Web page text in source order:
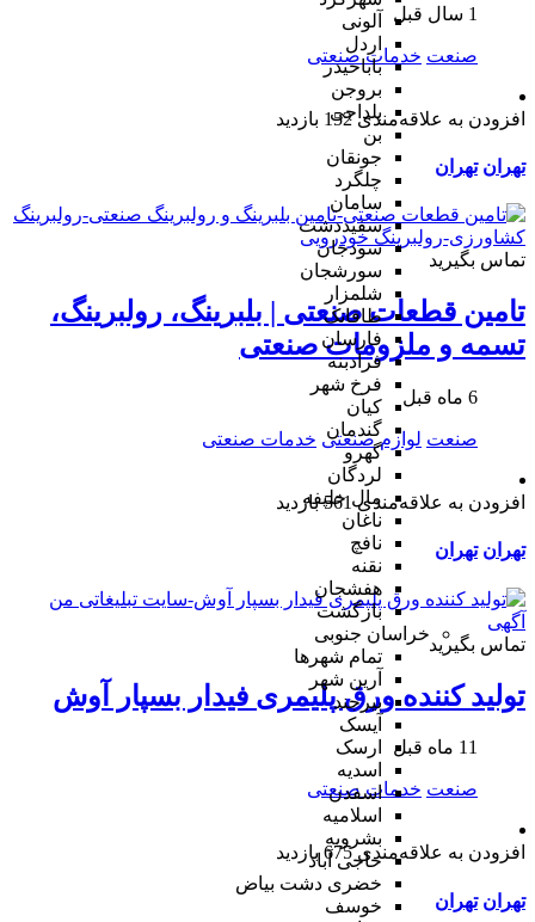
آلونی
اردل
باباحیدر
بروجن
بلداجی
بن
جونقان
چلگرد
سامان
سفیددشت
سودجان
سورشجان
شلمزار
طاقانک
فارسان
فرادبنه
فرخ شهر
کیان
گندمان
گهرو
لردگان
مال خلیفه
ناغان
نافچ
نقنه
هفشجان
بازگشت
خراسان جنوبی
تمام شهر‌ها
آرین شهر
بیرجند
آیسک
ارسک
اسدیه
اسفدن
اسلامیه
بشرویه
حاجی آباد
خضری دشت بیاض
خوسف
1 سال قبل
صنعت خدمات صنعتی
افزودن به علاقه‌مندی 152 بازدید
تهران تهران
تماس بگیرید
تامین قطعات صنعتی | بلبرینگ، رولبرینگ،
تسمه و ملزومات صنعتی
6 ماه قبل
صنعت لوازم صنعتی خدمات صنعتی
افزودن به علاقه‌مندی 561 بازدید
تهران تهران
تماس بگیرید
تولید کننده ورق پلیمری فیدار بسپار آوش
11 ماه قبل
صنعت خدمات صنعتی
افزودن به علاقه‌مندی 675 بازدید
تهران تهران